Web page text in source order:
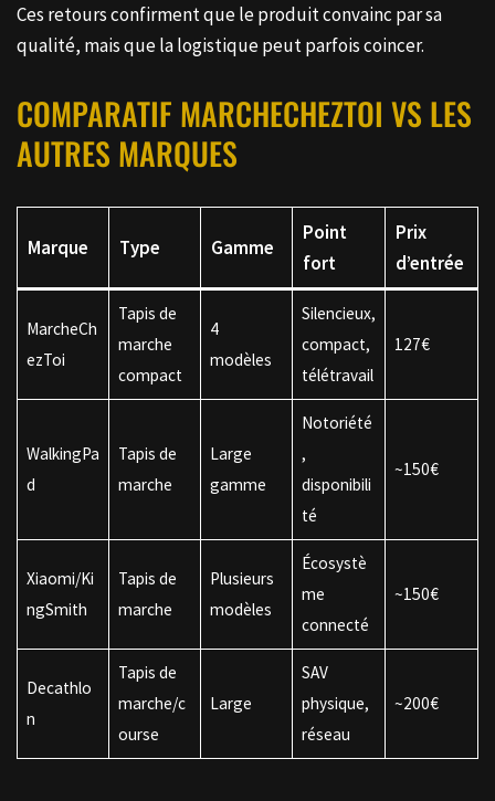
Ces retours confirment que le produit convainc par sa
qualité, mais que la logistique peut parfois coincer.
COMPARATIF MARCHECHEZTOI VS LES
AUTRES MARQUES
Marque Type Gamme
Point
fort
Prix
d’entrée
MarcheCh
ezToi
Tapis de
marche
compact
4
modèles
Silencieux,
compact,
télétravail
127€
WalkingPa
d
Tapis de
marche
Large
gamme
Notoriété
,
disponibili
té
~150€
Xiaomi/Ki
ngSmith
Tapis de
marche
Plusieurs
modèles
Écosystè
me
connecté
~150€
Decathlo
n
Tapis de
marche/c
ourse
Large
SAV
physique,
réseau
~200€